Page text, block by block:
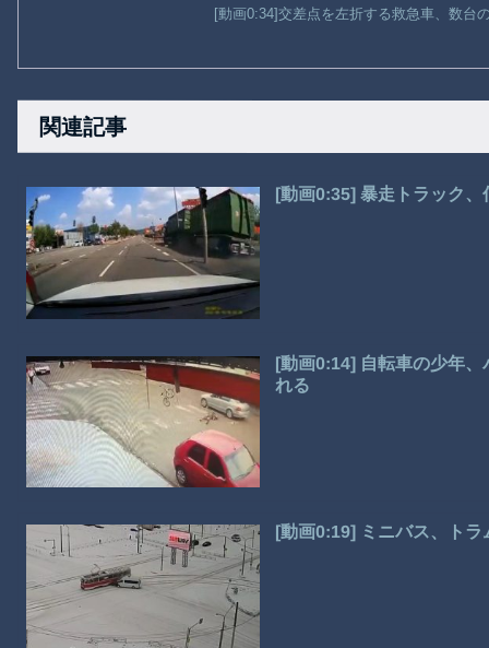
[動画0:34]交差点を左折する救急車、数台
関連記事
[動画0:35] 暴走トラック
[動画0:14] 自転車の少年
れる
[動画0:19] ミニバス、トラ